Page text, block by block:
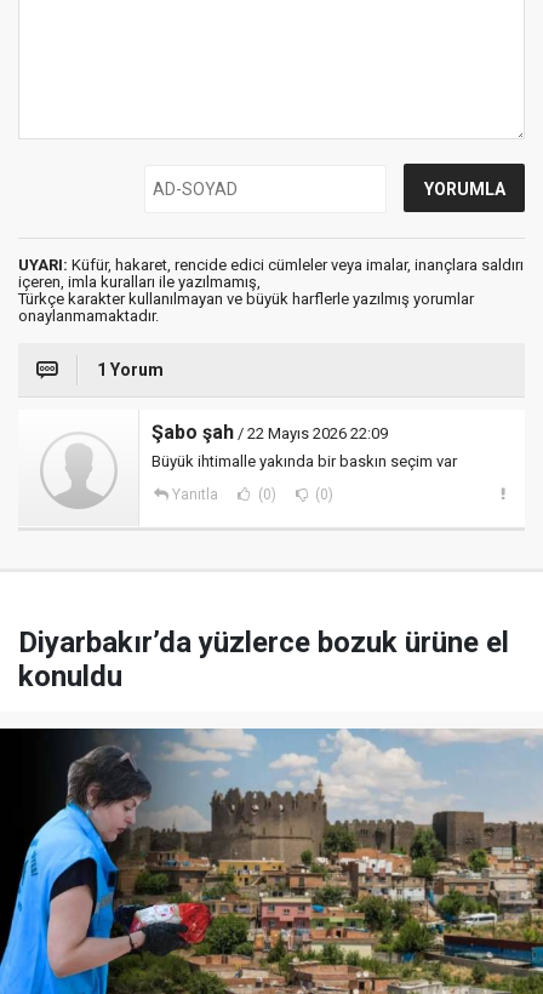
UYARI: Küfür, hakaret, rencide edici cümleler veya imalar, inançlara saldırı
içeren, imla kuralları ile yazılmamış,
Türkçe karakter kullanılmayan ve büyük harflerle yazılmış yorumlar
onaylanmamaktadır.
1 Yorum
Şabo şah / 22 Mayıs 2026 22:09
Büyük ihtimalle yakında bir baskın seçim var
Yanıtla (0) (0)
Diyarbakır’da yüzlerce bozuk ürüne el
konuldu